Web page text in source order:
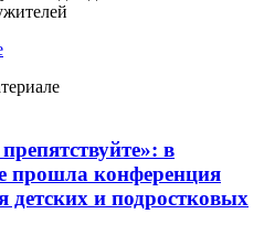
в
прошла конференция
детских и подростковых